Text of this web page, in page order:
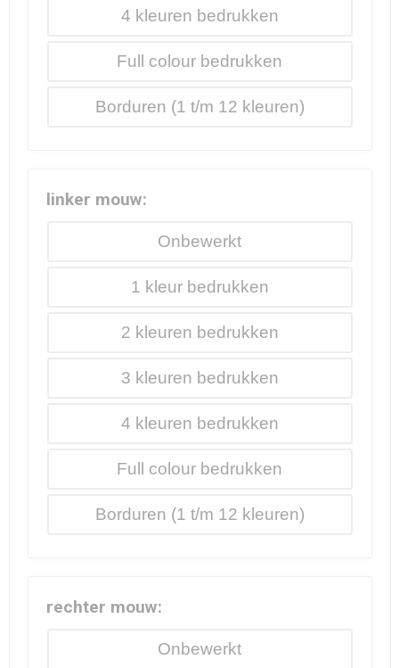
4
Borduren
Full colour
linker mouw:
Onbewerkt
1
2
3
4
Borduren
Full colour
rechter mouw:
Onbewerkt